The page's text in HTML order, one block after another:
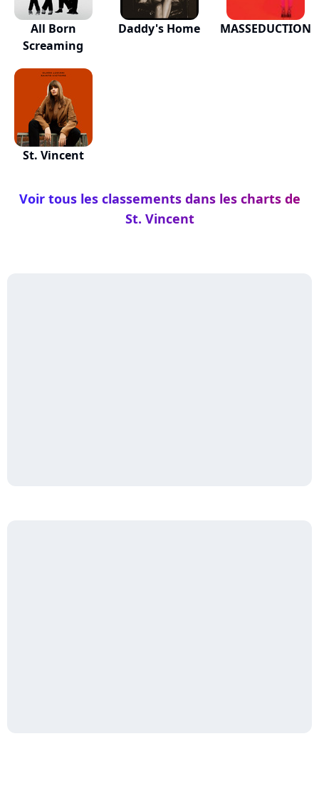
All Born
Screaming
Daddy's Home MASSEDUCTION
St. Vincent
Voir tous les classements dans les charts de
St. Vincent